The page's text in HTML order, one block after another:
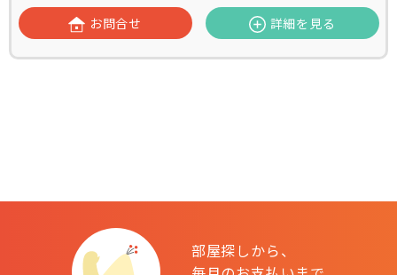
お問合せ 詳細を見る
部屋探しから、